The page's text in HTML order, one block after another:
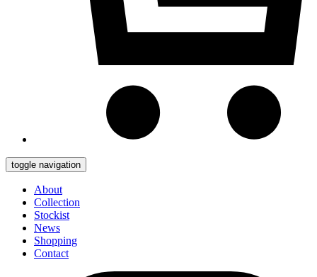
toggle navigation
About
Collection
Stockist
News
Shopping
Contact